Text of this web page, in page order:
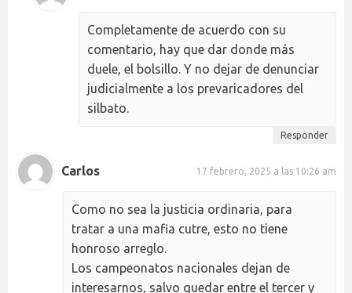
Completamente de acuerdo con su
comentario, hay que dar donde más
duele, el bolsillo. Y no dejar de denunciar
judicialmente a los prevaricadores del
silbato.
Responder
Carlos 17 febrero, 2025 a las 10:26 am
Como no sea la justicia ordinaria, para
tratar a una mafia cutre, esto no tiene
honroso arreglo.
Los campeonatos nacionales dejan de
interesarnos, salvo quedar entre el tercer y